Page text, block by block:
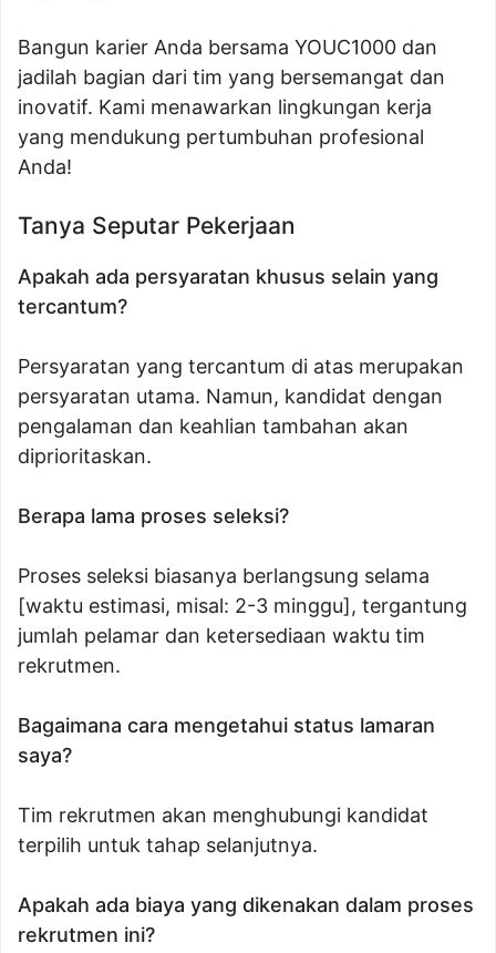
Bangun karier Anda bersama YOUC1000 dan
jadilah bagian dari tim yang bersemangat dan
inovatif. Kami menawarkan lingkungan kerja
yang mendukung pertumbuhan profesional
Anda!
Tanya Seputar Pekerjaan
Apakah ada persyaratan khusus selain yang
tercantum?
Persyaratan yang tercantum di atas merupakan
persyaratan utama. Namun, kandidat dengan
pengalaman dan keahlian tambahan akan
diprioritaskan.
Berapa lama proses seleksi?
Proses seleksi biasanya berlangsung selama
[waktu estimasi, misal: 2-3 minggu], tergantung
jumlah pelamar dan ketersediaan waktu tim
rekrutmen.
Bagaimana cara mengetahui status lamaran
saya?
Tim rekrutmen akan menghubungi kandidat
terpilih untuk tahap selanjutnya.
Apakah ada biaya yang dikenakan dalam proses
rekrutmen ini?